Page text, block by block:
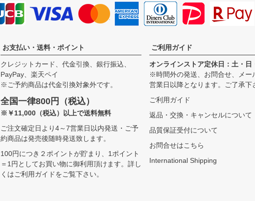
お支払い・送料・ポイント
クレジットカード、代金引換、銀行振込、
PayPay、楽天ペイ
※ご予約商品は代金引換対象外です。
全国一律800円（税込）
※￥11,000（税込）以上で送料無料
ご注文確定日より4～7営業日以内発送・ご予
約商品は発売後随時発送致します。
100円につき２ポイントが貯まり、1ポイント
＝1円としてお買い物に御利用頂けます。 詳し
くはご利用ガイドをご覧下さい。
ご利用ガイド
オンラインストア定休日：土・日
※時間外の発送、お問合せ、メー
営業日以降となります。ご了承下
ご利用ガイド
返品・交換・キャンセルについて
品質保証受付について
お問合せはこちら
International Shipping